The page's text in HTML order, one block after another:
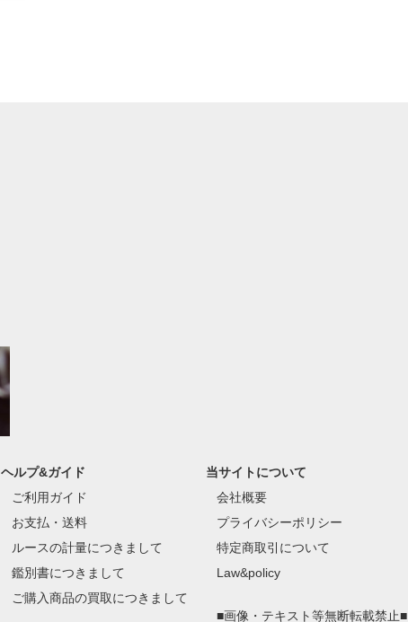
ヘルプ&ガイド
ご利用ガイド
お支払・送料
ルースの計量につきまして
鑑別書につきまして
ご購入商品の買取につきまして
当サイトについて
会社概要
プライバシーポリシー
特定商取引について
Law&policy
■画像・テキスト等無断転載禁止■